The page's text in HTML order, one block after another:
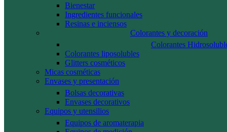
Bienestar
Ingredientes funcionales
Resinas e inciensos
Colorantes y decoración
Colorantes
Colorantes liposolubles
Glitters cosméticos
Micas cosméticas
Envases y presentación
Bolsas decorativas
Envases decorativos
Equipos y utensilios
Equipos de aromaterapia